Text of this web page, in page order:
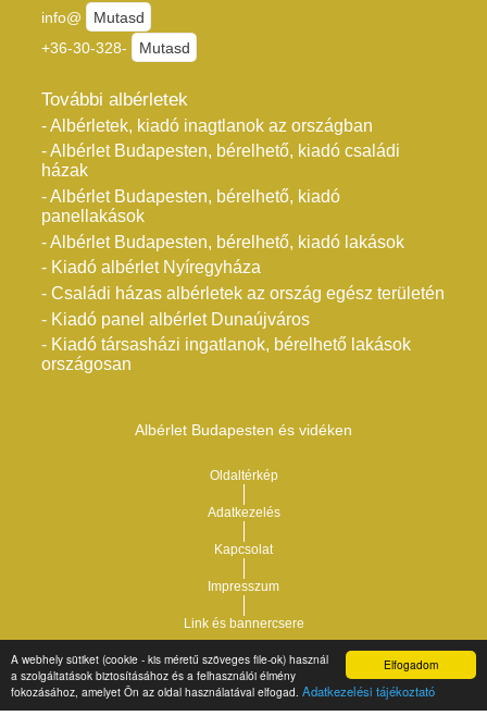
Elfogadom
A webhely sütiket (cookie - kis méretű szöveges file-ok) használ
a szolgáltatások biztosításához és a felhasználói élmény
fokozásához, amelyet Ön az oldal használatával elfogad. Adatkezelési tájékoztató
info@
Mutasd
+36-30-328-
Mutasd
További albérletek
- Albérletek, kiadó inagtlanok az országban
- Albérlet Budapesten, bérelhető, kiadó családi
házak
- Albérlet Budapesten, bérelhető, kiadó
panellakások
- Albérlet Budapesten, bérelhető, kiadó lakások
- Kiadó albérlet Nyíregyháza
- Családi házas albérletek az ország egész területén
- Kiadó panel albérlet Dunaújváros
- Kiadó társasházi ingatlanok, bérelhető lakások
országosan
Albérlet Budapesten és vidéken
Oldaltérkép
Adatkezelés
Kapcsolat
Impresszum
Link és bannercsere
Copyright © 2021.Vár-Köz Kft. - Ingatlan nyilvántartó, ügyviteli és
adminisztrációs szoftver